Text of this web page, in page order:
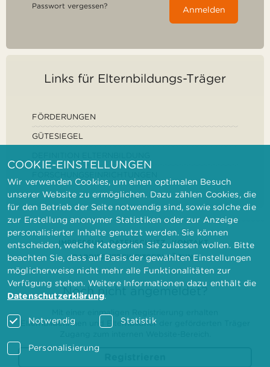
Passwort vergessen? Anmelden
Links für Elternbildungs-Träger
FÖRDERUNGEN
GÜTESIEGEL
IMPRESSUM DATENSCHUTZ
KONTAKT
BARRIEREFREIHEITSERKLÄRUNG
Noch nicht angemeldet?
Elternbilderinnen und Elternbildner der geförderten Träger
COOKIE-EINSTELLUNGEN
Wir verwenden Cookies, um einen optimalen Besuch
unserer Website zu ermöglichen. Dazu zählen Cookies, die
für den Betrieb der Seite notwendig sind, sowie solche die
zur Erstellung anonymer Statistiken oder zur Anzeige
personalisierter Inhalte genutzt werden. Sie können
entscheiden, welche Kategorien Sie zulassen wollen. Bitte
beachten Sie, dass auf Basis der gewählten Einstellungen
möglicherweise nicht mehr alle Funktionalitäten zur
Verfügung stehen. Weitere Informationen dazu enthält die
Datenschutzerklärung.
Notwendig Statistik
Personalisierung